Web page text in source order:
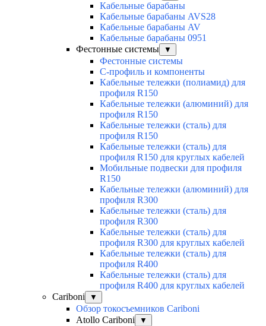
Кабельные барабаны
Кабельные барабаны AVS28
Кабельные барабаны AV
Кабельные барабаны 0951
Фестонные системы
▼
Фестонные системы
С-профиль и компоненты
Кабельные тележки (полиамид) для
профиля R150
Кабельные тележки (алюминий) для
профиля R150
Кабельные тележки (сталь) для
профиля R150
Кабельные тележки (сталь) для
профиля R150 для круглых кабелей
Мобильные подвески для профиля
R150
Кабельные тележки (алюминий) для
профиля R300
Кабельные тележки (сталь) для
профиля R300
Кабельные тележки (сталь) для
профиля R300 для круглых кабелей
Кабельные тележки (сталь) для
профиля R400
Кабельные тележки (сталь) для
профиля R400 для круглых кабелей
Cariboni
▼
Обзор токосъемников Cariboni
Atollo Cariboni
▼